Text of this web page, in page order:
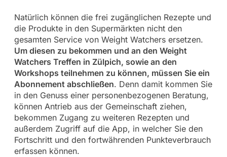
Natürlich können die frei zugänglichen Rezepte und
die Produkte in den Supermärkten nicht den
gesamten Service von Weight Watchers ersetzen.
Um diesen zu bekommen und an den Weight
Watchers Treffen in Zülpich, sowie an den
Workshops teilnehmen zu können, müssen Sie ein
Abonnement abschließen. Denn damit kommen Sie
in den Genuss einer personenbezogenen Beratung,
können Antrieb aus der Gemeinschaft ziehen,
bekommen Zugang zu weiteren Rezepten und
außerdem Zugriff auf die App, in welcher Sie den
Fortschritt und den fortwährenden Punkteverbrauch
erfassen können.